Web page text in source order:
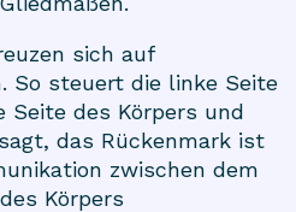
sich auf
So steuert die linke Seite
Seite des Körpers und
das Rückenmark ist
zwischen dem
Körpers